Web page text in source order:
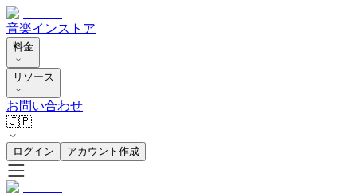
音楽インストア
料金
リソース
お問い合わせ
🇯🇵
ログイン アカウント作成